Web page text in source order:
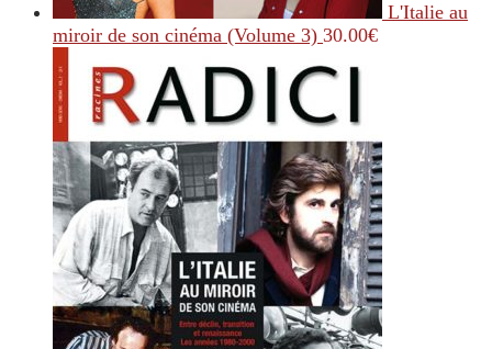
L'Italie au
miroir de son cinéma (Volume 3) 30.00€